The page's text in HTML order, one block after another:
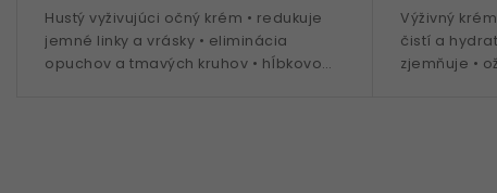
Hustý vyživujúci očný krém • redukuje
jemné linky a vrásky • eliminácia
opuchov a tmavých kruhov • hĺbkovo
Výživný
čistí a
zjemňuje •